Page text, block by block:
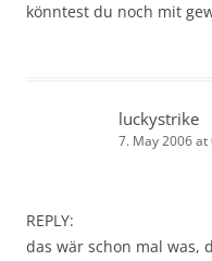
könntest du noch mit
luckystrike
7. May 2006 at
REPLY:
das wär schon mal was,